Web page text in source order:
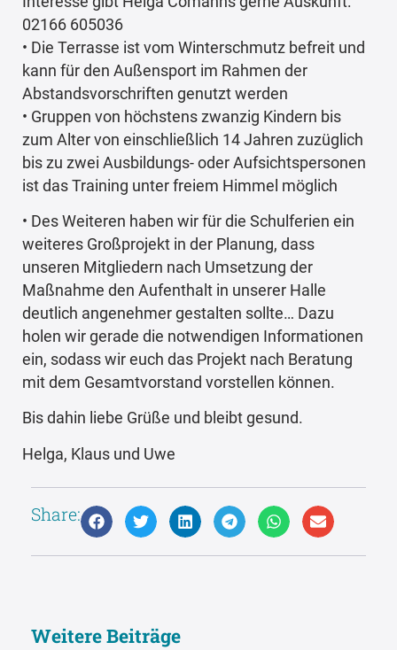
02166 605036
• Die Terrasse ist vom Winterschmutz befreit und
kann für den Außensport im Rahmen der
Abstandsvorschriften genutzt werden
• Gruppen von höchstens zwanzig Kindern bis
zum Alter von einschließlich 14 Jahren zuzüglich
bis zu zwei Ausbildungs- oder Aufsichtspersonen
ist das Training unter freiem Himmel möglich
• Des Weiteren haben wir für die Schulferien ein
weiteres Großprojekt in der Planung, dass
unseren Mitgliedern nach Umsetzung der
Maßnahme den Aufenthalt in unserer Halle
deutlich angenehmer gestalten sollte… Dazu
holen wir gerade die notwendigen Informationen
ein, sodass wir euch das Projekt nach Beratung
mit dem Gesamtvorstand vorstellen können.
Bis dahin liebe Grüße und bleibt gesund.
Helga, Klaus und Uwe
Share:
Weitere Beiträge